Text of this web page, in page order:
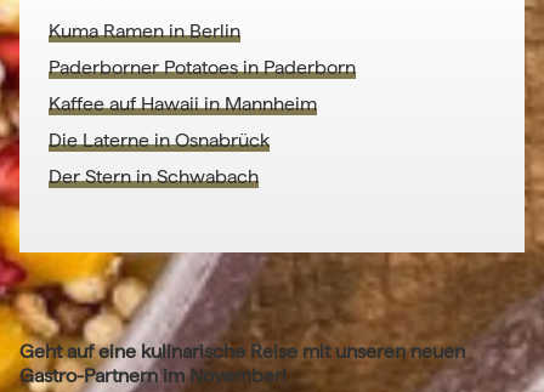
Kuma Ramen in Berlin
Paderborner Potatoes in Paderborn
Kaffee auf Hawaii in Mannheim
Die Laterne in Osnabrück
Der Stern in Schwabach
Geht auf eine kulinarische Reise mit unseren neuen
Gastro-Partnern im November!